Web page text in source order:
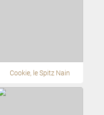
Cookie, le Spitz Nain